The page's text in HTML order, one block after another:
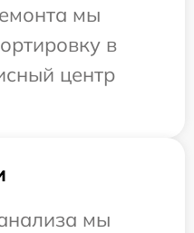
мы
в
центр
мы